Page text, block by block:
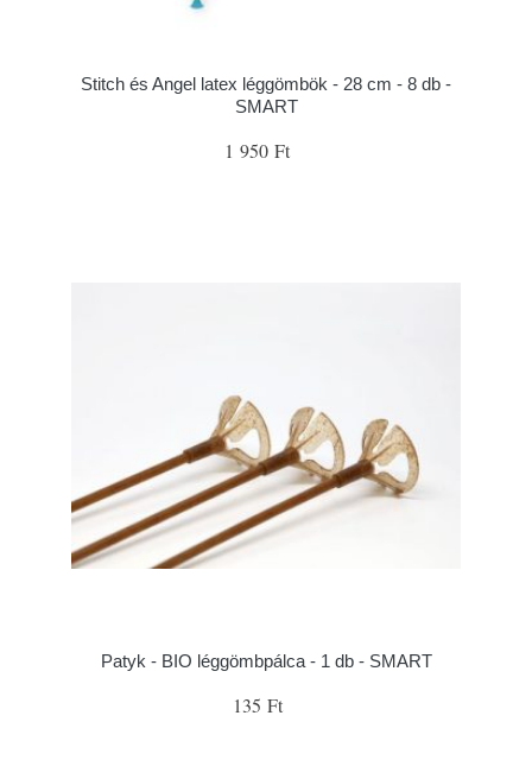
Stitch és Angel latex léggömbök - 28 cm - 8 db -
SMART
1 950 Ft
Patyk - BIO léggömbpálca - 1 db - SMART
135 Ft